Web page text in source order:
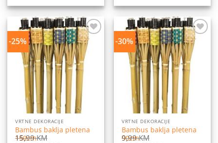
-25%
Dodaj
listu
VRTNE DEKORACIJE
Bambus baklja pletena
150cm
15,99KM
-30%
Dodaj
listu
VRTNE DEKORACIJE
Bambus baklja pletena
90cm
9,99KM